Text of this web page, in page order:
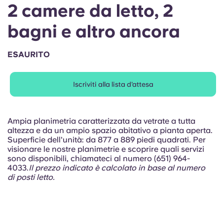
Chinese
Español
Italian
French
2 camere da letto, 2
bagni e altro ancora
ESAURITO
Iscriviti alla lista d'attesa
Ampia planimetria caratterizzata da vetrate a tutta
altezza e da un ampio spazio abitativo a pianta aperta.
Superficie dell'unità: da 877 a 889 piedi quadrati. Per
visionare le nostre planimetrie e scoprire quali servizi
sono disponibili, chiamateci al numero (651) 964-
4033.Il prezzo indicato è calcolato in base al numero
di posti letto.